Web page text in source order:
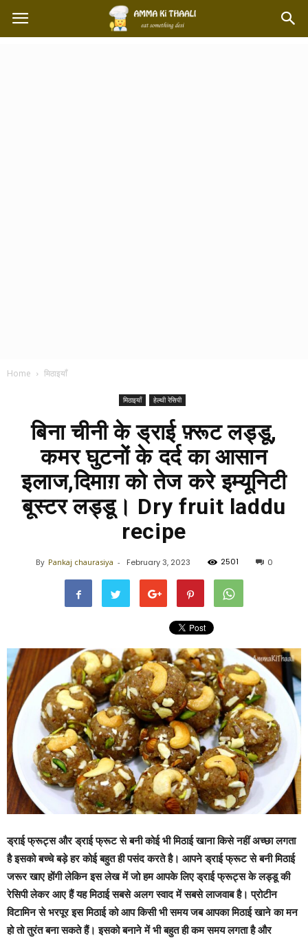
Home मिठाइयाँ
मिठाइयाँ हेल्थी रेसिपी
बिना चीनी के ड्राई फ़्रूट लड्डू,
कमर घुटनों के दर्द का आसान
इलाज,दिमाग़ को तेज करे इम्यूनिटी
बूस्टर लड्डू। Dry fruit laddu
recipe
By Pankaj chaurasiya - February 3, 2023 2501 0
ड्राई फ्रूट्स और ड्राई फ्रूट से बनी कोई भी मिठाई खाना किसे नहीं अच्छा लगता
है इसको बच्चे बड़े हर कोई बहुत ही पसंद करते है। आपने ड्राई फ्रूट से बनी मिठाई
जरूर खाए होंगी लेकिन इस लेख में जो हम आपके लिए ड्राई फ्रूट्स के लड्डू की
रेसिपी लेकर आए हैं यह मिठाई सबसे अलग स्वाद में सबसे लाजवाब है। प्रोटीन
विटामिन से भरपूर इस मिठाई को आप किसी भी समय जब आपका मिठाई खाने का मन
हो तो तुरंत बना सकते हैं। इसको बनाने में भी बहुत ही कम समय लगता है और